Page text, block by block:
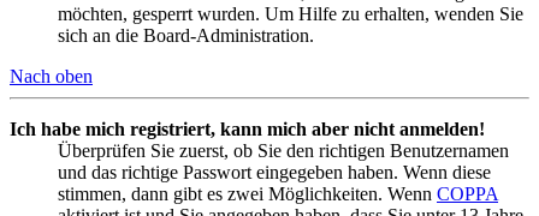
möchten, gesperrt wurden. Um Hilfe zu erhalten, wenden Sie
sich an die Board-Administration.
Nach oben
Ich habe mich registriert, kann mich aber nicht anmelden!
Überprüfen Sie zuerst, ob Sie den richtigen Benutzernamen
und das richtige Passwort eingegeben haben. Wenn diese
stimmen, dann gibt es zwei Möglichkeiten. Wenn COPPA